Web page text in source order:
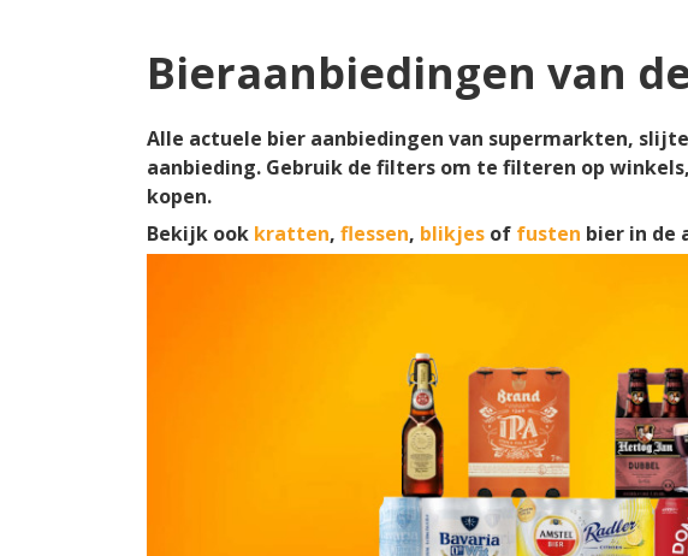
Bieraanbiedingen van
Alle actuele bier aanbiedingen van supermarkten,
aanbieding. Gebruik de filters om te filteren op
kopen.
Bekijk ook kratten, flessen, blikjes of fusten bier in de